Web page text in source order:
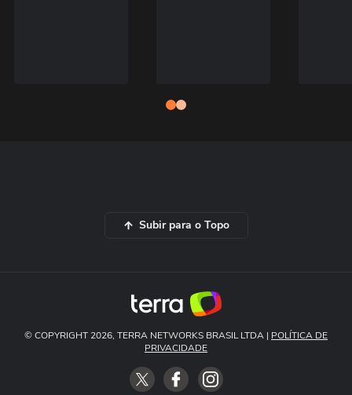
Subir para o Topo
© COPYRIGHT 2026, TERRA NETWORKS BRASIL LTDA | POLÍTICA DE
PRIVACIDADE